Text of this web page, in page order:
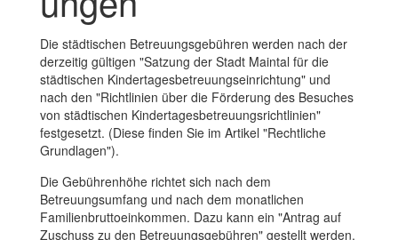
Die städtischen Betreuungsgebühren werden nach der
derzeitig gültigen "Satzung der Stadt Maintal für die
städtischen Kindertagesbetreuungseinrichtung" und
nach den "Richtlinien über die Förderung des Besuches
von städtischen Kindertagesbetreuungsrichtlinien"
festgesetzt. (Diese finden Sie im Artikel "Rechtliche
Grundlagen").
Die Gebührenhöhe richtet sich nach dem
Betreuungsumfang und nach dem monatlichen
Familienbruttoeinkommen. Dazu kann ein "Antrag auf
Zuschuss zu den Betreuungsgebühren" gestellt werden.